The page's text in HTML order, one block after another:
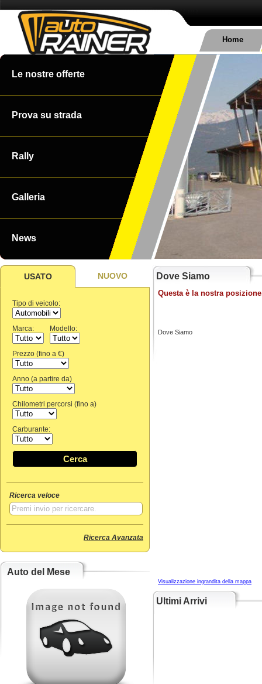
Home
Le nostre offerte
Prova su strada
Rally
Galleria
News
USATO NUOVO
Tipo di veicolo:
Marca: Modello:
Prezzo (fino a €)
Anno (a partire da)
Chilometri percorsi (fino a)
Carburante:
Cerca
Ricerca veloce
Ricerca Avanzata
Auto del Mese
Dove Siamo
Questa è la nostra
Dove Siamo
Visualizzazione ingrandita della mappa
Ultimi Arrivi